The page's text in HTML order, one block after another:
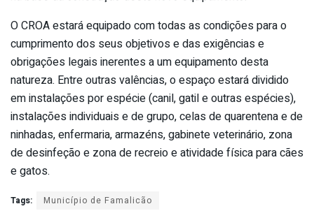
O CROA estará equipado com todas as condições para o
cumprimento dos seus objetivos e das exigências e
obrigações legais inerentes a um equipamento desta
natureza. Entre outras valências, o espaço estará dividido
em instalações por espécie (canil, gatil e outras espécies),
instalações individuais e de grupo, celas de quarentena e de
ninhadas, enfermaria, armazéns, gabinete veterinário, zona
de desinfeção e zona de recreio e atividade física para cães
e gatos.
Tags: Município de Famalicão